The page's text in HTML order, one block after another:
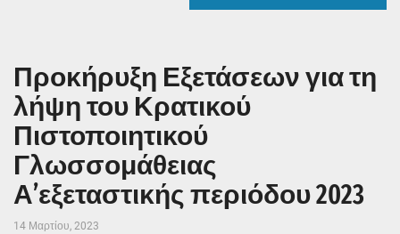
Προκήρυξη Εξετάσεων για τη
λήψη του Κρατικού
Πιστοποιητικού
Γλωσσομάθειας
Α’εξεταστικής περιόδου 2023
14 Μαρτίου, 2023